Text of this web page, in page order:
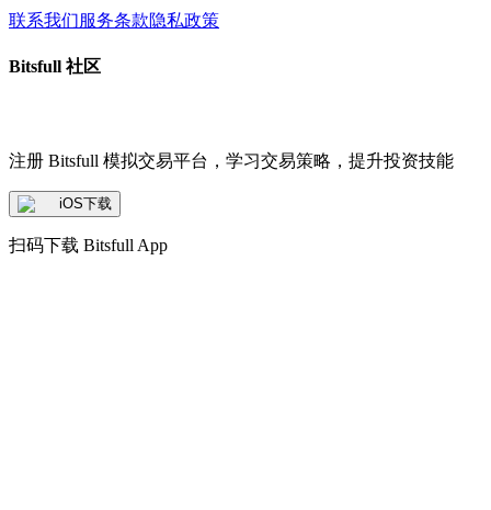
联系我们服务条款隐私政策
Bitsfull 社区
注册 Bitsfull 模拟交易平台，学习交易策略，提升投资技能
iOS下载
扫码下载 Bitsfull App